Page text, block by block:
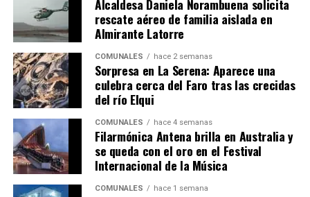
Alcaldesa Daniela Norambuena solicita
rescate aéreo de familia aislada en
Almirante Latorre
COMUNALES hace 2 semanas
Sorpresa en La Serena: Aparece una
culebra cerca del Faro tras las crecidas
del río Elqui
COMUNALES hace 4 semanas
Filarmónica Antena brilla en Australia y
se queda con el oro en el Festival
Internacional de la Música
COMUNALES hace 1 semana